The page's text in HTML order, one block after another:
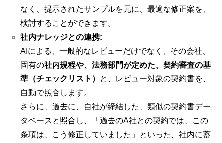
なく、提示されたサンプルを元に、最適な修正案を、
検討することができます。
社内ナレッジとの連携:
AIによる、一般的なレビューだけでなく、その会社、
固有の社内規程や、法務部門が定めた、契約審査の基
準（チェックリスト）
と、レビュー対象の契約書を、
自動で照合します。
さらに、過去に、自社が締結した、類似の契約書デー
タベースと照合し、「過去のA社との契約では、この
条項は、こう修正していました」といった、社内に蓄